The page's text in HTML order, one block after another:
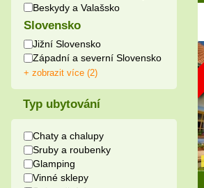
Beskydy a Valašsko
Slovensko
Jižní Slovensko
Západní a severní Slovensko
+ zobrazit více (2)
Typ ubytování
Chaty a chalupy
Sruby a roubenky
Glamping
Vinné sklepy